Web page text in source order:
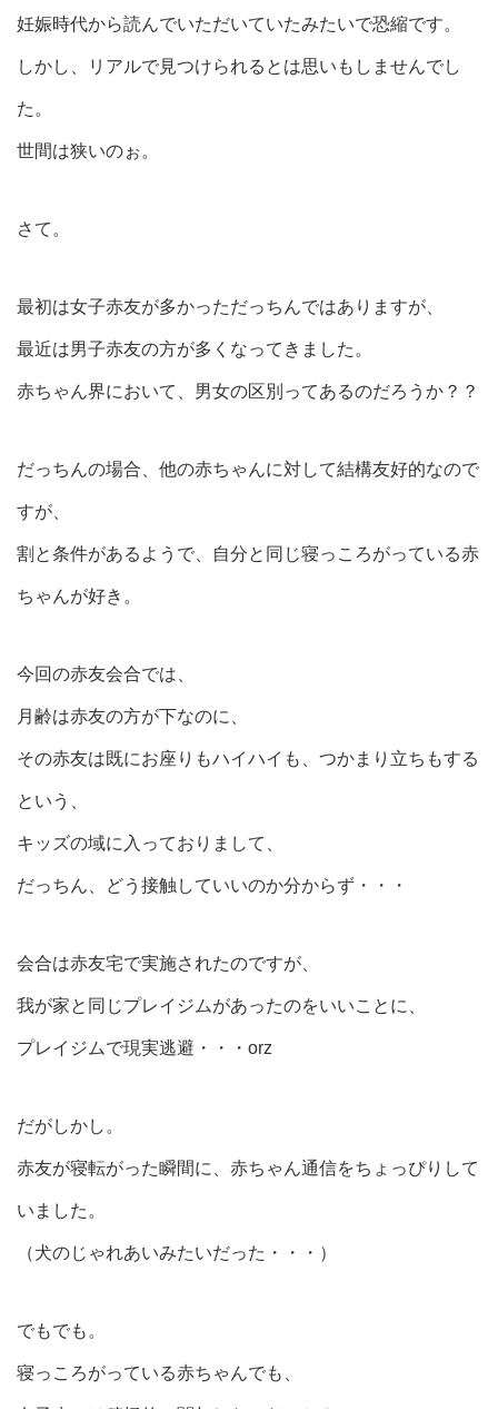
妊娠時代から読んでいただいていたみたいで恐縮です。
しかし、リアルで見つけられるとは思いもしませんでし
た。
世間は狭いのぉ。
さて。
最初は女子赤友が多かっただっちんではありますが、
最近は男子赤友の方が多くなってきました。
赤ちゃん界において、男女の区別ってあるのだろうか？？
だっちんの場合、他の赤ちゃんに対して結構友好的なので
すが、
割と条件があるようで、自分と同じ寝っころがっている赤
ちゃんが好き。
今回の赤友会合では、
月齢は赤友の方が下なのに、
その赤友は既にお座りもハイハイも、つかまり立ちもする
という、
キッズの域に入っておりまして、
だっちん、どう接触していいのか分からず・・・
会合は赤友宅で実施されたのですが、
我が家と同じプレイジムがあったのをいいことに、
プレイジムで現実逃避・・・orz
だがしかし。
赤友が寝転がった瞬間に、赤ちゃん通信をちょっぴりして
いました。
（犬のじゃれあいみたいだった・・・）
でもでも。
寝っころがっている赤ちゃんでも、